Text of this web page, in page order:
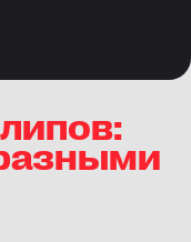
отметить куратора
Голодникову и
инвестиции — это
в свои знания.